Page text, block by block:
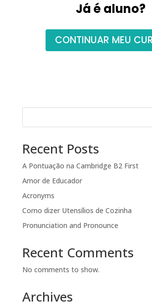
Já é aluno?
CONTINUAR MEU
Recent Posts
A Pontuação na Cambridge B2 First
Amor de Educador
Acronyms
Como dizer Utensílios de Cozinha
Pronunciation and Pronounce
Recent Comments
No comments to show.
Archives